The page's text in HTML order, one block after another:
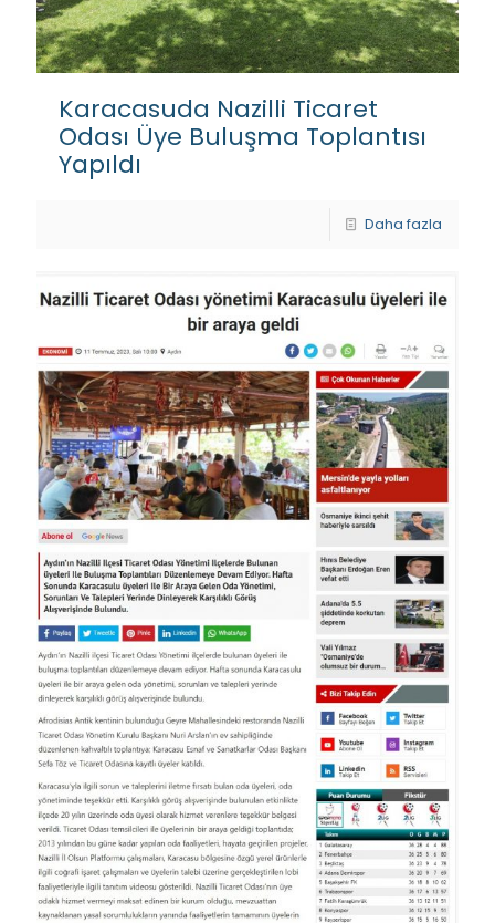
Karacasuda Nazilli Ticaret
Odası Üye Buluşma Toplantısı
Yapıldı
Daha fazla